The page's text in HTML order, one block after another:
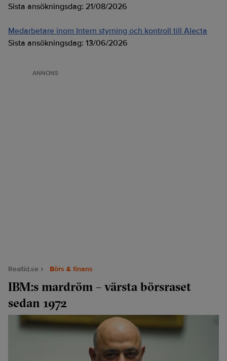
Sista ansökningsdag: 21/08/2026
Medarbetare inom Intern styrning och kontroll till Alecta
Sista ansökningsdag: 13/06/2026
ANNONS
Realtid.se Börs & finans
IBM:s mardröm – värsta börsraset
sedan 1972